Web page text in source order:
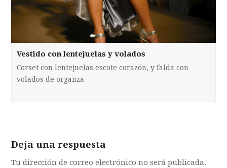
Vestido con lentejuelas y volados
Corset con lentejuelas escote corazón, y falda con
volados de organza
Deja una respuesta
Tu dirección de correo electrónico no será publicada.